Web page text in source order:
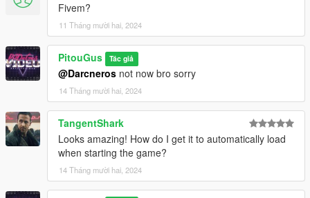
Fivem?
11 Tháng mười hai, 2024
PitouGus Tác giả
@Darcneros not now bro sorry
14 Tháng mười hai, 2024
TangentShark
Looks amazing! How do I get it to automatically load
when starting the game?
14 Tháng mười hai, 2024